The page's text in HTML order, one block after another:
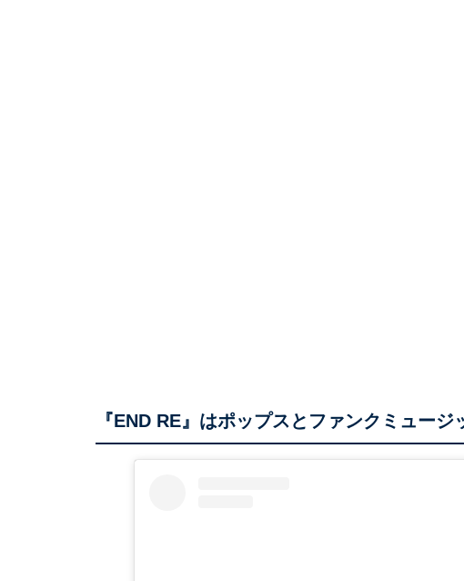
『END RE』はポップスとファンクミュー